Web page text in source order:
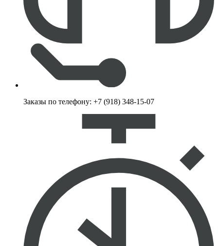
Заказы по телефону: +7 (918) 348-15-07